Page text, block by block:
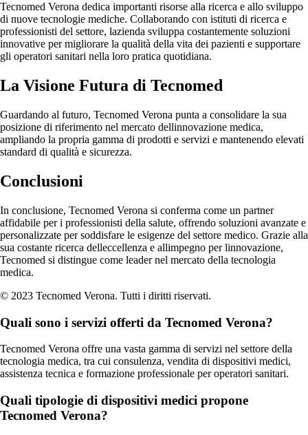
Tecnomed Verona dedica importanti risorse alla ricerca e allo sviluppo
di nuove tecnologie mediche. Collaborando con istituti di ricerca e
professionisti del settore, lazienda sviluppa costantemente soluzioni
innovative per migliorare la qualità della vita dei pazienti e supportare
gli operatori sanitari nella loro pratica quotidiana.
La Visione Futura di Tecnomed
Guardando al futuro, Tecnomed Verona punta a consolidare la sua
posizione di riferimento nel mercato dellinnovazione medica,
ampliando la propria gamma di prodotti e servizi e mantenendo elevati
standard di qualità e sicurezza.
Conclusioni
In conclusione, Tecnomed Verona si conferma come un partner
affidabile per i professionisti della salute, offrendo soluzioni avanzate e
personalizzate per soddisfare le esigenze del settore medico. Grazie alla
sua costante ricerca delleccellenza e allimpegno per linnovazione,
Tecnomed si distingue come leader nel mercato della tecnologia
medica.
© 2023 Tecnomed Verona. Tutti i diritti riservati.
Quali sono i servizi offerti da Tecnomed Verona?
Tecnomed Verona offre una vasta gamma di servizi nel settore della
tecnologia medica, tra cui consulenza, vendita di dispositivi medici,
assistenza tecnica e formazione professionale per operatori sanitari.
Quali tipologie di dispositivi medici propone
Tecnomed Verona?